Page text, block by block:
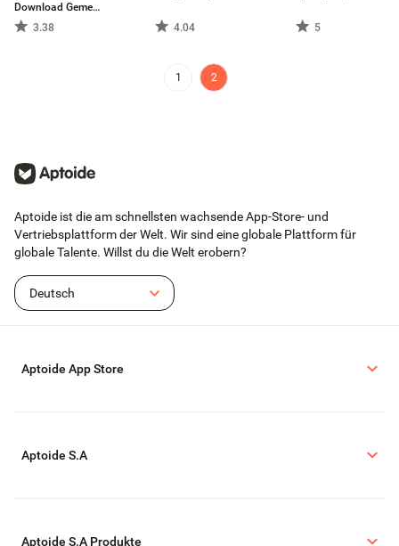
Download Gemes
And Apps
3.38 4.04 5
1 2
Aptoide ist die am schnellsten wachsende App-Store- und
Vertriebsplattform der Welt. Wir sind eine globale Plattform für
globale Talente. Willst du die Welt erobern?
Deutsch
Aptoide App Store
Aptoide S.A
Aptoide S.A Produkte